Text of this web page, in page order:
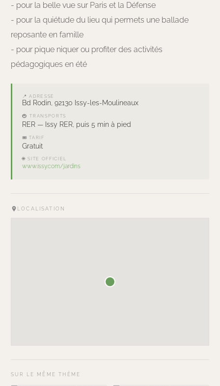
- pour la belle vue sur Paris et la Défense
- pour la quiétude du lieu qui permets une ballade
reposante en famille
- pour pique niquer ou profiter des activités
pédagogiques en été
📍 ADRESSE
Bd Rodin, 92130 Issy-les-Moulineaux
🚇 TRANSPORTS
RER — Issy RER, puis 5 min à pied
🎟 TARIF
Gratuit
🌐 SITE OFFICIEL
www.issy.com/jardins
LOCALISATION
SUR LE MÊME THÈME